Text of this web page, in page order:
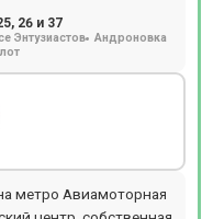
26 и 37
Энтузиастов Андроновка
метро Авиамоторная